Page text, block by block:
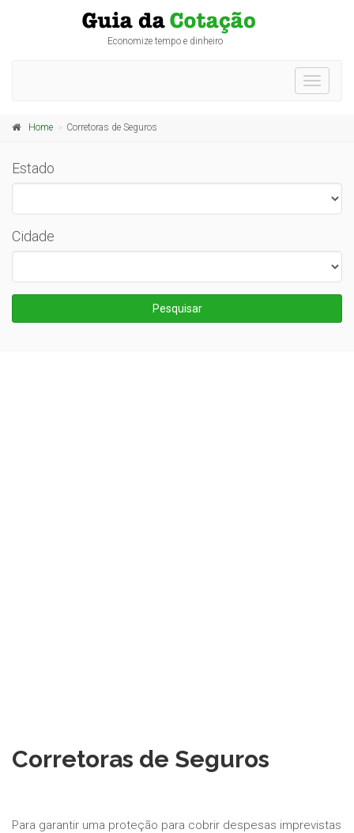
Economize tempo e dinheiro
Toggle
Home Corretoras de Seguros
Estado
Cidade
Pesquisar
Corretoras de Seguros
Para garantir uma proteção para cobrir despesas imprevistas